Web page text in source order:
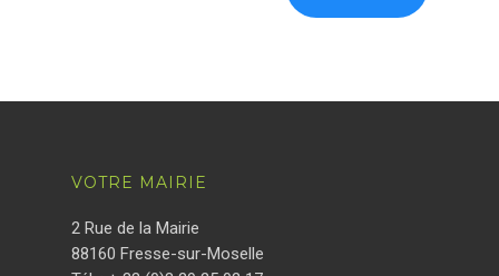
VOTRE MAIRIE
2 Rue de la Mairie
88160 Fresse-sur-Moselle